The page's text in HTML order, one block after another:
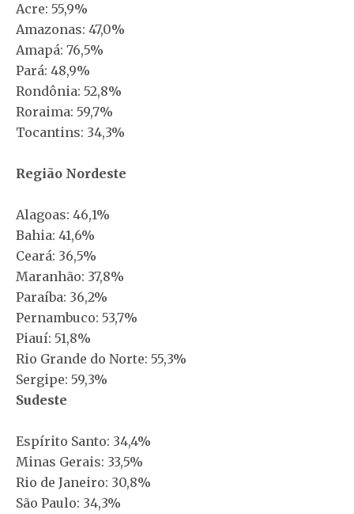
Acre: 55,9%
Amazonas: 47,0%
Amapá: 76,5%
Pará: 48,9%
Rondônia: 52,8%
Roraima: 59,7%
Tocantins: 34,3%
Região Nordeste
Alagoas: 46,1%
Bahia: 41,6%
Ceará: 36,5%
Maranhão: 37,8%
Paraíba: 36,2%
Pernambuco: 53,7%
Piauí: 51,8%
Rio Grande do Norte: 55,3%
Sergipe: 59,3%
Sudeste
Espírito Santo: 34,4%
Minas Gerais: 33,5%
Rio de Janeiro: 30,8%
São Paulo: 34,3%